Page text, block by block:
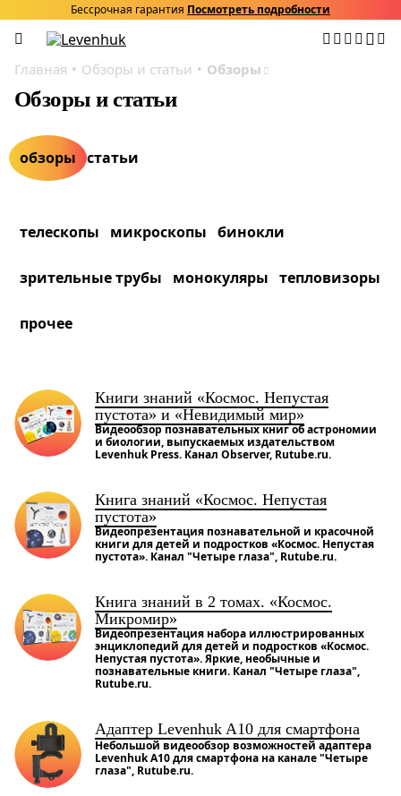
Бессрочная гарантия Посмотреть подробности
Главная Обзоры и статьи Обзоры
Обзоры и статьи
обзоры статьи
телескопы микроскопы бинокли
зрительные трубы монокуляры тепловизоры
прочее
Книги знаний «Космос. Непустая
пустота» и «Невидимый мир»
Видеообзор познавательных книг об астрономии
и биологии, выпускаемых издательством
Levenhuk Press. Канал Observer, Rutube.ru.
Книга знаний «Космос. Непустая
пустота»
Видеопрезентация познавательной и красочной
книги для детей и подростков «Космос. Непустая
пустота». Канал "Четыре глаза", Rutube.ru.
Книга знаний в 2 томах. «Космос.
Микромир»
Видеопрезентация набора иллюстрированных
энциклопедий для детей и подростков «Космос.
Непустая пустота». Яркие, необычные и
познавательные книги. Канал "Четыре глаза",
Rutube.ru.
Адаптер Levenhuk A10 для смартфона
Небольшой видеообзор возможностей адаптера
Levenhuk A10 для смартфона на канале "Четыре
глаза", Rutube.ru.